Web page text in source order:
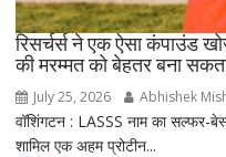
रिसर्चर्स ने एक ऐसा कंपाउंड
की मरम्मत को बेहतर बना
July 25, 2026 Abhishek
वॉशिंगटन : LASSS नाम का सल्फर-
शामिल एक अहम प्रोटीन...